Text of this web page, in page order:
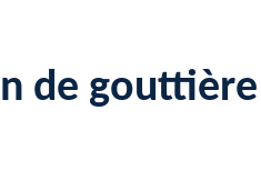
de gouttière